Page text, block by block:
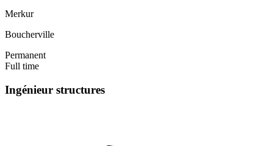
Merkur
Boucherville
Permanent
Full time
Ingénieur structures